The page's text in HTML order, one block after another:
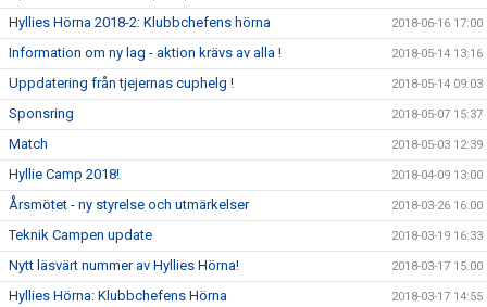
Hyllies Hörna 2018-2: Klubbchefens hörna 2018-06-16 17:00
Information om ny lag - aktion krävs av alla ! 2018-05-14 13:16
Uppdatering från tjejernas cuphelg ! 2018-05-14 09:03
Sponsring 2018-05-07 15:37
Match 2018-05-03 12:39
Hyllie Camp 2018! 2018-04-09 13:00
Årsmötet - ny styrelse och utmärkelser 2018-03-26 16:00
Teknik Campen update 2018-03-19 16:33
Nytt läsvärt nummer av Hyllies Hörna! 2018-03-17 15:00
Hyllies Hörna: Klubbchefens Hörna 2018-03-17 14:55